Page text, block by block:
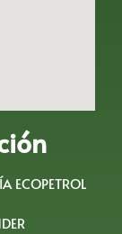
ECOPETROL